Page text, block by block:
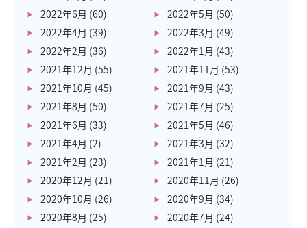
2022年6月 (60) 2022年5月 (50)
2022年4月 (39) 2022年3月 (49)
2022年2月 (36) 2022年1月 (43)
2021年12月 (55) 2021年11月 (53)
2021年10月 (45) 2021年9月 (43)
2021年8月 (50) 2021年7月 (25)
2021年6月 (33) 2021年5月 (46)
2021年4月 (2) 2021年3月 (32)
2021年2月 (23) 2021年1月 (21)
2020年12月 (21) 2020年11月 (26)
2020年10月 (26) 2020年9月 (34)
2020年8月 (25) 2020年7月 (24)